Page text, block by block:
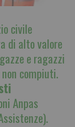
civile
di alto valore
e ragazzi
compiuti.
Anpas